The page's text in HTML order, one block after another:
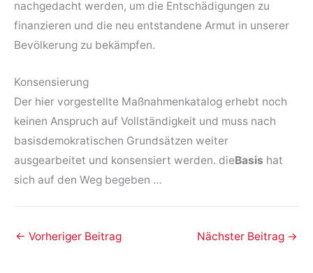
nachgedacht werden, um die Entschädigungen zu
finanzieren und die neu entstandene Armut in unserer
Bevölkerung zu bekämpfen.
Konsensierung
Der hier vorgestellte Maßnahmenkatalog erhebt noch
keinen Anspruch auf Vollständigkeit und muss nach
basisdemokratischen Grundsätzen weiter
ausgearbeitet und konsensiert werden. dieBasis hat
sich auf den Weg begeben …
← Vorheriger Beitrag Nächster Beitrag →